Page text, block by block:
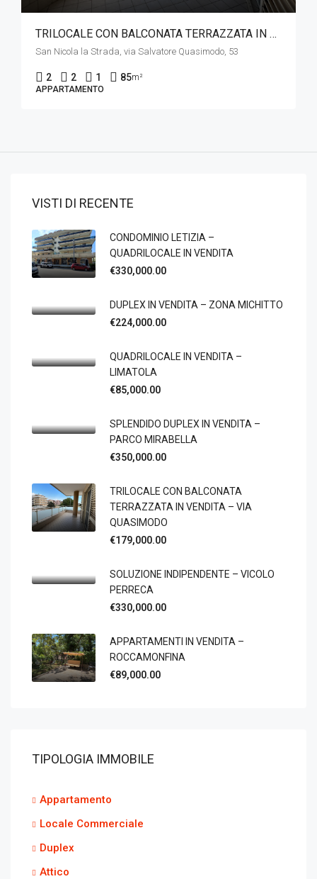
TRILOCALE CON BALCONATA TERRAZZATA IN VENDITA – VIA QUASIMODO
San Nicola la Strada, via Salvatore Quasimodo, 53
2 2 1 85m²
APPARTAMENTO
VISTI DI RECENTE
CONDOMINIO LETIZIA –
QUADRILOCALE IN VENDITA
€330,000.00
DUPLEX IN VENDITA – ZONA MICHITTO
€224,000.00
QUADRILOCALE IN VENDITA –
LIMATOLA
€85,000.00
SPLENDIDO DUPLEX IN VENDITA –
PARCO MIRABELLA
€350,000.00
TRILOCALE CON BALCONATA
TERRAZZATA IN VENDITA – VIA
QUASIMODO
€179,000.00
SOLUZIONE INDIPENDENTE – VICOLO
PERRECA
€330,000.00
APPARTAMENTI IN VENDITA –
ROCCAMONFINA
€89,000.00
TIPOLOGIA IMMOBILE
Appartamento
Locale Commerciale
Duplex
Attico